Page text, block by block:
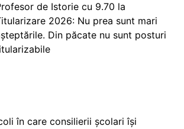
de Istorie cu 9.70 la
2026: Nu prea sunt mari
Din păcate nu sunt posturi
în care consilierii școlari își